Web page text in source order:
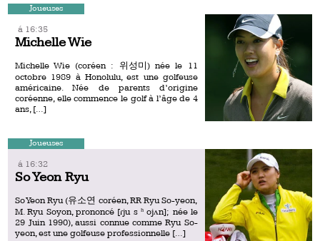
Joueuses
á 16:35
Michelle Wie
Michelle Wie (coréen : 위성미) née le 11
octobre 1989 à Honolulu, est une golfeuse
américaine. Née de parents d’origine
coréenne, elle commence le golf à l’âge de 4
ans, […]
Joueuses
á 16:32
So Yeon Ryu
So Yeon Ryu (유소연 coréen, RR Ryu So-yeon,
M. Ryu Soyon, prononcé [ɾju s ʰ ojʌn]; née le
29 Juin 1990), aussi connue comme Ryu So-
yeon, est une golfeuse professionnelle […]